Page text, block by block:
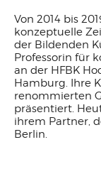
Von 2014 bis
konzeptuelle
der Bildenden
Professorin für
an der HFBK
Hamburg. Ihre
renommierten
präsentiert.
ihrem Partner,
Berlin.